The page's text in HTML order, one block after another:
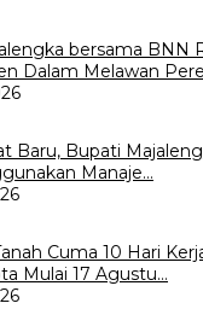
bersama BNN
Dalam Melawan
Baru, Bupati
Manaje…
Cuma 10 Hari
Mulai 17 Agustu…